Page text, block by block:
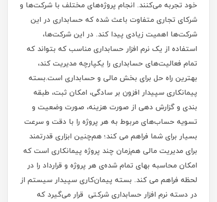
خود تجربه می‌کنند. انجام پروژه‌های مختلف با شرکت‌ها و
شرکای تجاری متفاوت باعث شده که حسابداری در این
شرکت‌ها اهمیت زیادی پیدا کند. در این شرکت‌ها،
استفاده از یک نرم افزار حسابداری مناسب که بتواند که
تمام فعالیت‌های حسابداری را یکپارچه مدیریت کند،
بهترین راه حل برای بخش مالی و حسابداری است.بسته
پیمانکاری سپیدار افزون بر سادگی، امکان ثبت، طبقه
بندی و گزارش دهی از صورت هزینه، صورت وضعیت و
تسویه حساب‌های مربوط به هر پروژه را با دقت و سرعت
بسیار برای شما فراهم می کند؛ هم‌چنین ابزاری قدرتمند
برای مدیریت مالی هم‌زمان چند پروژه پیمانکاری است که
امکان محاسبه بهای تمام شده‌ی هر پروژه و قرارداد را در
لحظه فراهم می کند. بسته پیمان‌کاری سپیدار سیستم از
در دسته نرم افزار حسابداری شرکتی قرار می‌گیرد که